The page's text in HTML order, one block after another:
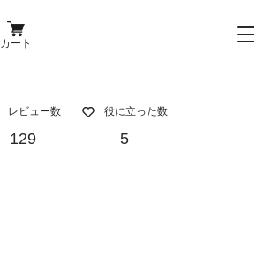
カート
レビュー数
129
役に立った数
5